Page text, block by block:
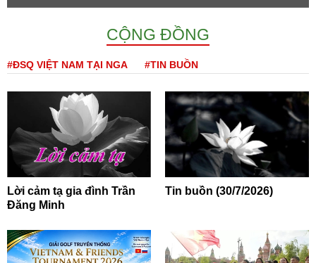
CỘNG ĐỒNG
#ĐSQ VIỆT NAM TẠI NGA #TIN BUỒN
Lời cảm tạ gia đình Trần
Đăng Minh
Tin buồn (30/7/2026)